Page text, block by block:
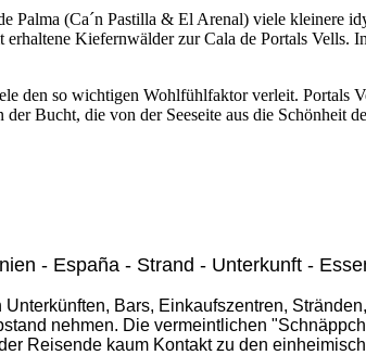
Palma (Ca´n Pastilla & El Arenal) viele kleinere
Kiefernwälder zur Cala de Portals Vells.
den so wichtigen Wohlfühlfaktor verleit. Portals
Bucht, die von der Seeseite aus die Schönheit
- España - Strand - Unterkunft -
Bars, Einkaufszentren,
nehmen. Die vermeintlichen
Reisende kaum Kontakt zu den